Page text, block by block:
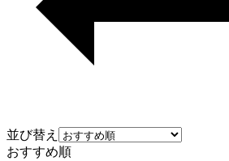
並び替え
おすすめ順